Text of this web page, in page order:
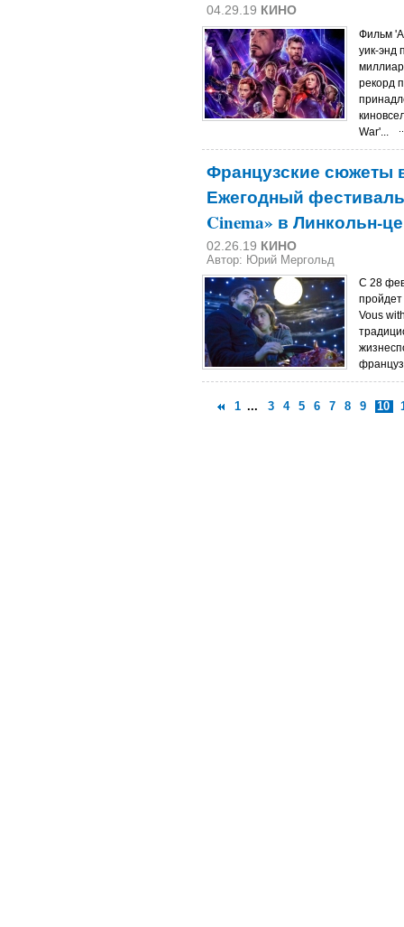
04.29.19 КИНО
Фильм
уик-энд
рекорд
War'...
Французские сюжеты
Ежегодный фестиваль
Cinema» в Линкольн-
02.26.19 КИНО
Автор: Юрий Мергольд
С 28
Vous
1 ... 3 4 5 6 7 8 9 10